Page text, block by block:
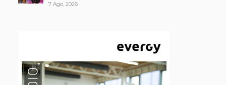
7 Ago, 2026